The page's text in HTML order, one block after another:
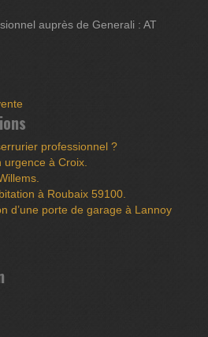
auprès de Generali : AT
professionnel ?
à Croix.
à Roubaix 59100.
d’une porte de garage à Lannoy